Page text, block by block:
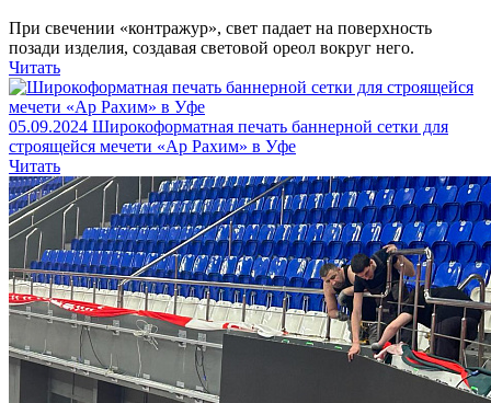
При свечении «контражур», свет падает на поверхность
позади изделия, создавая световой ореол вокруг него.
Читать
05.09.2024 Широкоформатная печать баннерной сетки для
строящейся мечети «Ар Рахим» в Уфе
Читать